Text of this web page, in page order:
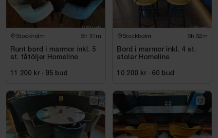
Stockholm 5h 31m
Runt bord i marmor inkl. 5
st. fåtöljer Homeline
11 200 kr · 95 bud
Stockholm 5h 32m
Bord i marmor inkl. 4 st.
stolar Homeline
10 200 kr · 60 bud